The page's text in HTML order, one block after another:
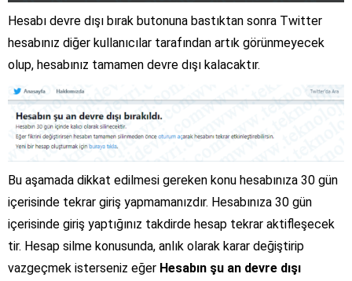
Hesabı devre dışı bırak butonuna bastıktan sonra Twitter
hesabınız diğer kullanıcılar tarafından artık görünmeyecek
olup, hesabınız tamamen devre dışı kalacaktır.
Bu aşamada dikkat edilmesi gereken konu hesabınıza 30 gün
içerisinde tekrar giriş yapmamanızdır. Hesabınıza 30 gün
içerisinde giriş yaptığınız takdirde hesap tekrar aktifleşecek
tir. Hesap silme konusunda, anlık olarak karar değiştirip
vazgeçmek isterseniz eğer Hesabın şu an devre dışı